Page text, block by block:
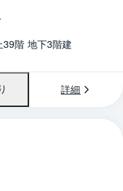
階 地下3階建
詳細
間取り